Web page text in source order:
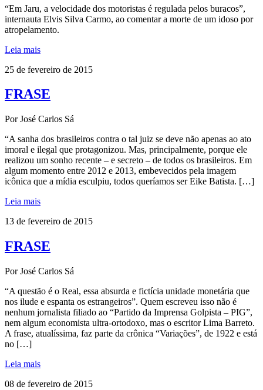
“Em Jaru, a velocidade dos motoristas é regulada pelos buracos”,
internauta Elvis Silva Carmo, ao comentar a morte de um idoso por
atropelamento.
Leia mais
25 de fevereiro de 2015
FRASE
Por José Carlos Sá
“A sanha dos brasileiros contra o tal juiz se deve não apenas ao ato
imoral e ilegal que protagonizou. Mas, principalmente, porque ele
realizou um sonho recente – e secreto – de todos os brasileiros. Em
algum momento entre 2012 e 2013, embevecidos pela imagem
icônica que a mídia esculpiu, todos queríamos ser Eike Batista. […]
Leia mais
13 de fevereiro de 2015
FRASE
Por José Carlos Sá
“A questão é o Real, essa absurda e fictícia unidade monetária que
nos ilude e espanta os estrangeiros”. Quem escreveu isso não é
nenhum jornalista filiado ao “Partido da Imprensa Golpista – PIG”,
nem algum economista ultra-ortodoxo, mas o escritor Lima Barreto.
A frase, atualíssima, faz parte da crônica “Variações”, de 1922 e está
no […]
Leia mais
08 de fevereiro de 2015